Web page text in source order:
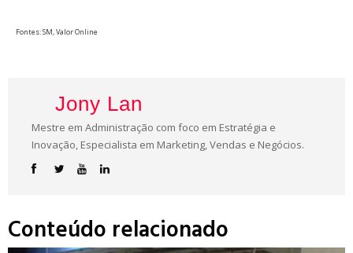
Fontes: SM, Valor Online
Jony Lan
Mestre em Administração com foco em Estratégia e
Inovação, Especialista em Marketing, Vendas e Negócios.
Conteúdo relacionado